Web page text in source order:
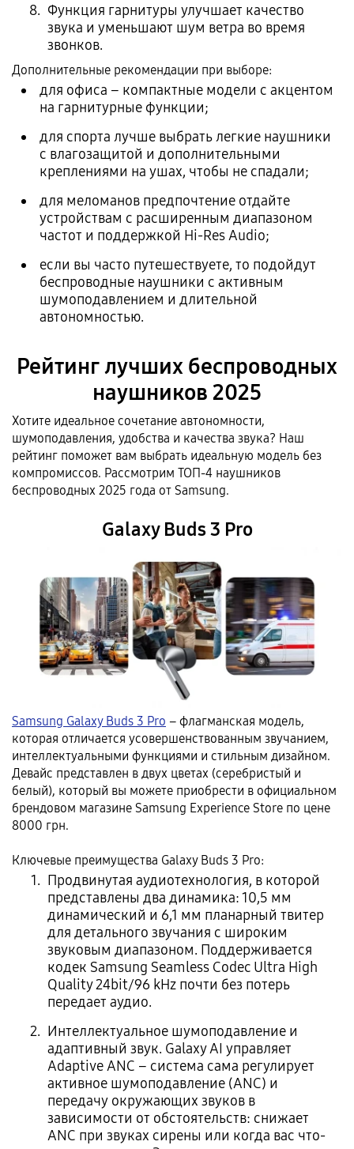
Функция гарнитуры улучшает качество
звука и уменьшают шум ветра во время
звонков.
Дополнительные рекомендации при выборе:
для офиса – компактные модели с акцентом
на гарнитурные функции;
для спорта лучше выбрать легкие наушники
с влагозащитой и дополнительными
креплениями на ушах, чтобы не спадали;
для меломанов предпочтение отдайте
устройствам с расширенным диапазоном
частот и поддержкой Hi-Res Audio;
если вы часто путешествуете, то подойдут
беспроводные наушники с активным
шумоподавлением и длительной
автономностью.
Рейтинг лучших беспроводных
наушников 2025
Хотите идеальное сочетание автономности,
шумоподавления, удобства и качества звука? Наш
рейтинг поможет вам выбрать идеальную модель без
компромиссов. Рассмотрим ТОП-4 наушников
беспроводных 2025 года от Samsung.
Galaxy Buds 3 Pro
Samsung Galaxy Buds 3 Pro – флагманская модель,
которая отличается усовершенствованным звучанием,
интеллектуальными функциями и стильным дизайном.
Девайс представлен в двух цветах (серебристый и
белый), который вы можете приобрести в официальном
брендовом магазине Samsung Experience Store по цене
8000 грн.
Ключевые преимущества Galaxy Buds 3 Pro:
Продвинутая аудиотехнология, в которой
представлены два динамика: 10,5 мм
динамический и 6,1 мм планарный твитер
для детального звучания с широким
звуковым диапазоном. Поддерживается
кодек Samsung Seamless Codec Ultra High
Quality 24bit/96 kHz почти без потерь
передает аудио.
Интеллектуальное шумоподавление и
адаптивный звук. Galaxy AI управляет
Adaptive ANC – система сама регулирует
активное шумоподавление (ANC) и
передачу окружающих звуков в
зависимости от обстоятельств: снижает
ANC при звуках сирены или когда вас что-